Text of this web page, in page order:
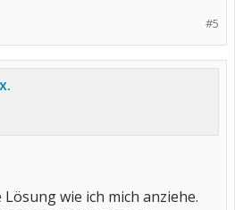
#5
wie ich mich anziehe.